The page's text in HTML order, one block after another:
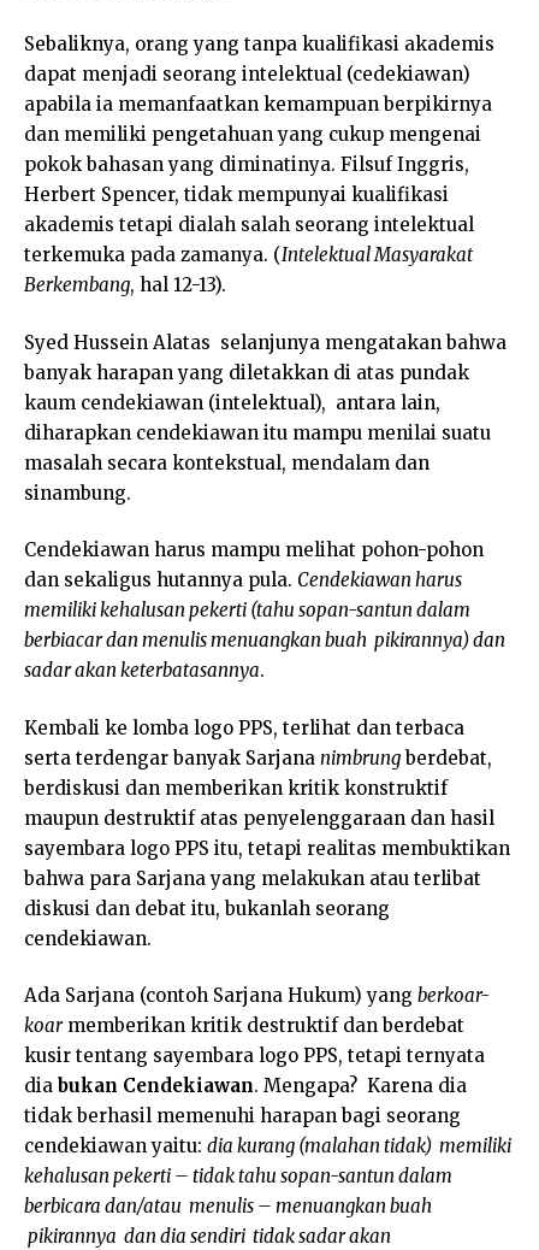
Sebaliknya, orang yang tanpa kualifikasi akademis
dapat menjadi seorang intelektual (cedekiawan)
apabila ia memanfaatkan kemampuan berpikirnya
dan memiliki pengetahuan yang cukup mengenai
pokok bahasan yang diminatinya. Filsuf Inggris,
Herbert Spencer, tidak mempunyai kualifikasi
akademis tetapi dialah salah seorang intelektual
terkemuka pada zamanya. (Intelektual Masyarakat
Berkembang, hal 12-13).
Syed Hussein Alatas selanjunya mengatakan bahwa
banyak harapan yang diletakkan di atas pundak
kaum cendekiawan (intelektual), antara lain,
diharapkan cendekiawan itu mampu menilai suatu
masalah secara kontekstual, mendalam dan
sinambung.
Cendekiawan harus mampu melihat pohon-pohon
dan sekaligus hutannya pula. Cendekiawan harus
memiliki kehalusan pekerti (tahu sopan-santun dalam
berbiacar dan menulis menuangkan buah pikirannya) dan
sadar akan keterbatasannya.
Kembali ke lomba logo PPS, terlihat dan terbaca
serta terdengar banyak Sarjana nimbrungberdebat,
berdiskusi dan memberikan kritik konstruktif
maupun destruktif atas penyelenggaraan dan hasil
sayembara logo PPS itu, tetapi realitas membuktikan
bahwa para Sarjana yang melakukan atau terlibat
diskusi dan debat itu, bukanlah seorang
cendekiawan.
Ada Sarjana (contoh Sarjana Hukum) yang berkoar-
koarmemberikan kritik destruktif dan berdebat
kusir tentang sayembara logo PPS, tetapi ternyata
dia bukan Cendekiawan. Mengapa? Karena dia
tidak berhasil memenuhi harapan bagi seorang
cendekiawan yaitu: dia kurang (malahan tidak) memiliki
kehalusan pekerti – tidak tahu sopan-santun dalam
berbicara dan/atau menulis – menuangkan buah
pikirannya dan dia sendiri tidak sadar akan